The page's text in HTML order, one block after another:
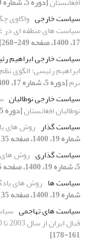
سیاست خارجی واکاوی
سیاست های منطقه ای در
17، 1400، صفحه 249-268]
سیاست خارجی ابراهیم
ابراهیم رئیسی؛ الگوی
نرم[دوره 5، شماره 17، 1400، صفحه 23-45]
سیاست خارجی نوطالبان
نوطالبان افغانستان[دوره 5، شماره 19، 1400، صفحه 85-107]
سیاست گذار روش های
شماره 19، 1400، صفحه 135-160]
سیاست گذاری روش های
5، شماره 19، 1400، صفحه 135-160]
سیاست ها روش های
شماره 19، 1400، صفحه 135-160]
سیاست های تهاجمی
قبال ایران از سال 2003 تا 2020
161-178]